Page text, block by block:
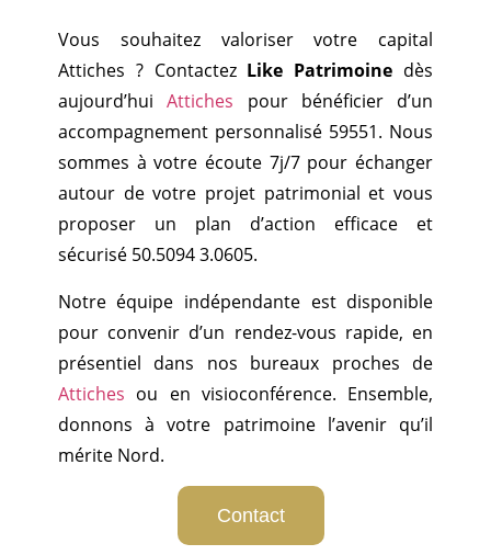
Vous souhaitez valoriser votre capital
Attiches ? Contactez Like Patrimoine dès
aujourd’huiAttiches pour bénéficier d’un
accompagnement personnalisé 59551. Nous
sommes à votre écoute 7j/7 pour échanger
autour de votre projet patrimonial et vous
proposer un plan d’action efficace et
sécurisé 50.5094 3.0605.
Notre équipe indépendante est disponible
pour convenir d’un rendez-vous rapide, en
présentiel dans nos bureaux proches de
Attiches ou en visioconférence. Ensemble,
donnons à votre patrimoine l’avenir qu’il
mérite Nord.
Contact